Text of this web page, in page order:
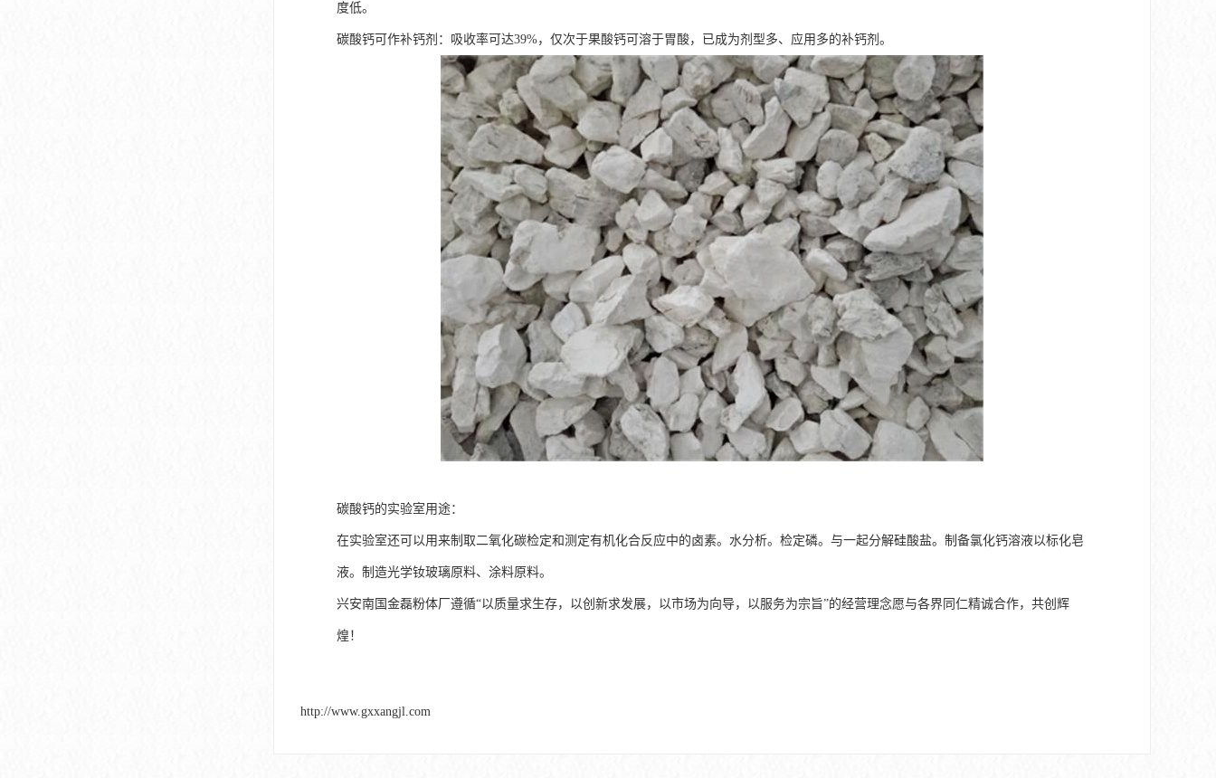
度低。
碳酸钙可作补钙剂：吸收率可达39%，仅次于果酸钙可溶于胃酸，已成为剂型多、应用多的补钙剂。
碳酸钙的实验室用途：
在实验室还可以用来制取二氧化碳检定和测定有机化合反应中的卤素。水分析。检定磷。与一起分解硅酸盐。制备氯化钙溶液以标化皂
液。制造光学钕玻璃原料、涂料原料。
兴安南国金磊粉体厂遵循“以质量求生存，以创新求发展，以市场为向导，以服务为宗旨”的经营理念愿与各界同仁精诚合作，共创辉
煌！
http://www.gxxangjl.com